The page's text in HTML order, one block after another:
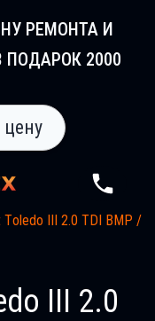
РЕМОНТА И
ПОДАРОК 2000
цену
Tоledo III 2.0 TDI BMP /
III 2.0